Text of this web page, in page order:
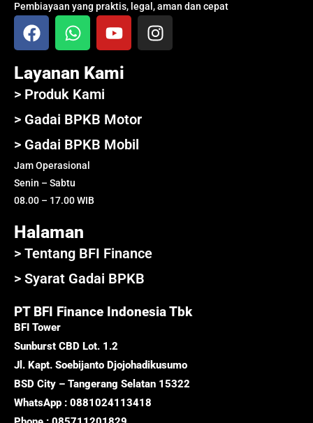
Pembiayaan yang praktis, legal, aman dan cepat
Layanan Kami
> Produk Kami
> Gadai BPKB Motor
> Gadai BPKB Mobil
Jam Operasional
Senin – Sabtu
08.00 – 17.00 WIB
Halaman
> Tentang BFI Finance
> Syarat Gadai BPKB
PT BFI Finance Indonesia Tbk
BFI Tower
Sunburst CBD Lot. 1.2
Jl. Kapt. Soebijanto Djojohadikusumo
BSD City – Tangerang Selatan 15322
WhatsApp : 0881024113418